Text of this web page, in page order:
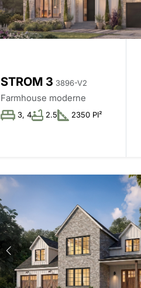
STROM 3 3896-V2
Farmhouse moderne
3, 4 2.5 2350 PI²